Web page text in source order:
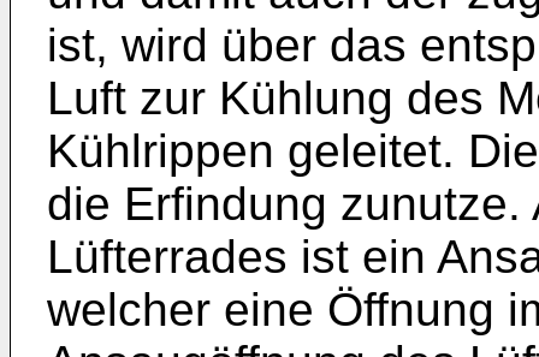
ist, wird über das
Luft zur Kühlung des
Kühlrippen geleitet.
die Erfindung
Lüfterrades ist ein
welcher eine Öffnung